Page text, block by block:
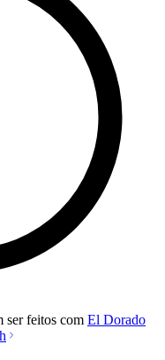
ser feitos com El Dorado